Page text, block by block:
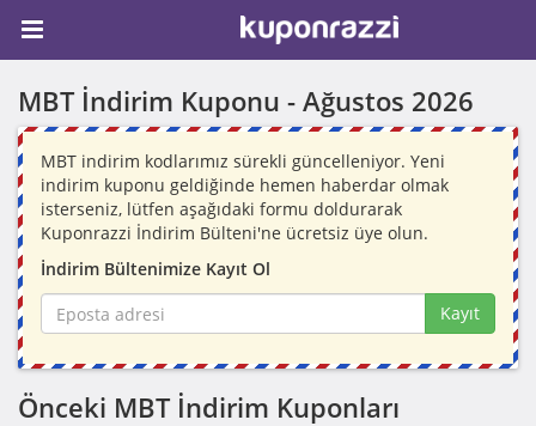
MBT İndirim Kuponu - Ağustos 2026
MBT indirim kodlarımız sürekli güncelleniyor. Yeni
indirim kuponu geldiğinde hemen haberdar olmak
isterseniz, lütfen aşağıdaki formu doldurarak
Kuponrazzi İndirim Bülteni'ne ücretsiz üye olun.
İndirim Bültenimize Kayıt Ol
Kayıt
Önceki MBT İndirim Kuponları